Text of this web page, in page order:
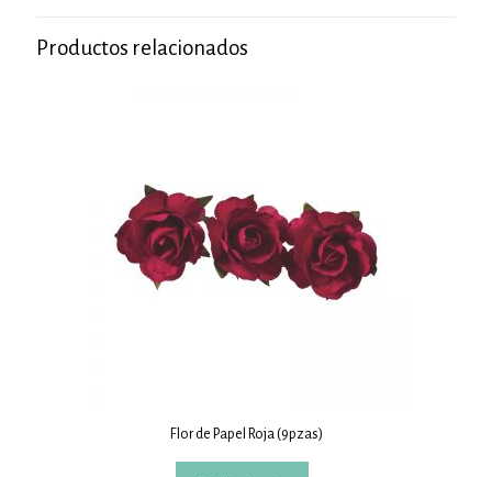
Productos relacionados
Flor de Papel Roja (9pzas)